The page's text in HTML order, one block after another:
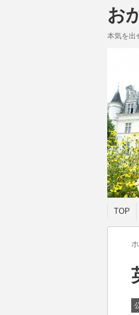
お
本気を出
TOP